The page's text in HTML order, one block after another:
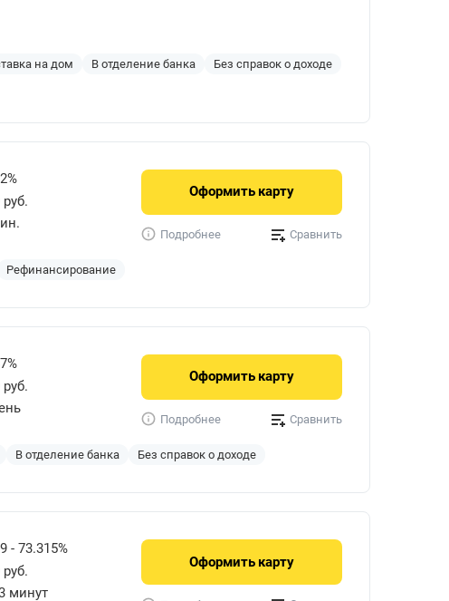
на дом В отделение банка
Без справок о доходе
руб.
Рефинансирование
Оформить карту
Подробнее Сравнить
руб.
В отделение банка Без справок о доходе
Оформить карту
Подробнее Сравнить
- 73.315%
руб.
минут
Оформить карту